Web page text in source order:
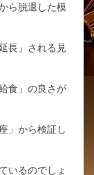
ら脱退した模
長」される見
食」の良さが
」から検証し
いるのでしょ